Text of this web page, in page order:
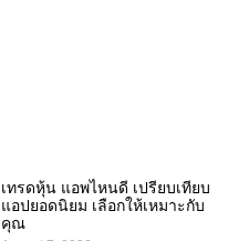
เทรดหุ้น แอพไหนดี เปรียบเทียบ
แอปยอดนิยม เลือกให้เหมาะกับ
คุณ